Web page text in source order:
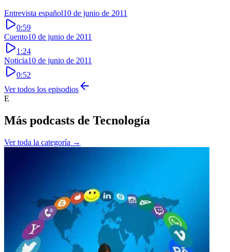
Entrevista español10 de junio de 2011
0:59
Cuento10 de junio de 2011
1:24
Noticia10 de junio de 2011
0:52
Ver todos los episodios
E
Más podcasts de Tecnología
Ver toda la categoría →